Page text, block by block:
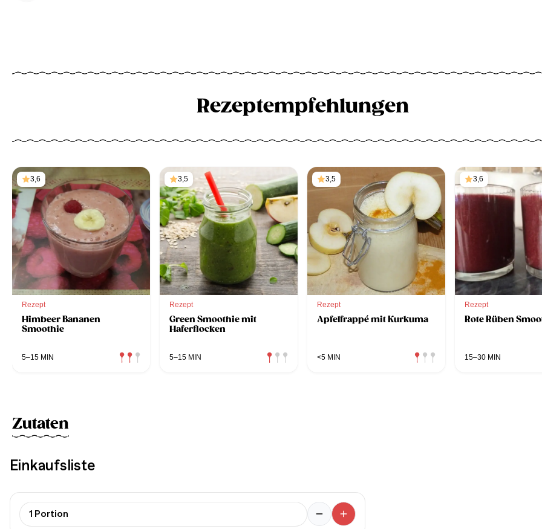
Rezeptempfehlungen
3,6
Rezept
Himbeer Bananen
Smoothie
5–15 MIN
3,5
Rezept
Green Smoothie mit
Haferflocken
5–15 MIN
3,5
Rezept
Apfelfrappé mit Kurkuma
<5 MIN
3,6
Rezept
Rote Rüben
15–30 MIN
Zutaten